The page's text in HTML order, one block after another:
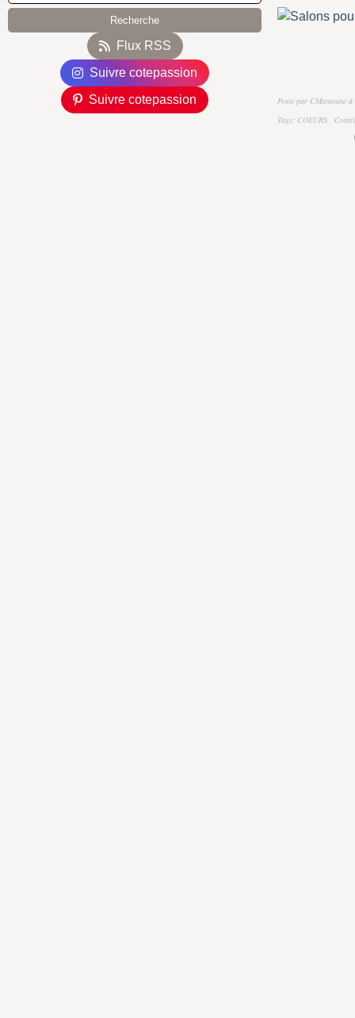
Flux RSS
Suivre cotepassion
Suivre cotepassion
Posté par CMamoune
Tags: COEURS,